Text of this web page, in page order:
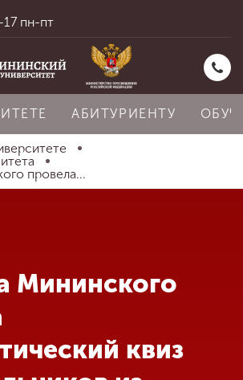
пн-пт
АБИТУРИЕНТУ
провела...
Мининского
квиз